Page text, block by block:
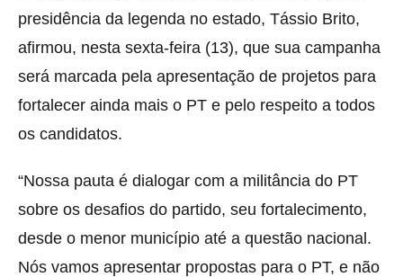
presidência da legenda no estado, Tássio Brito,
afirmou, nesta sexta-feira (13), que sua campanha
será marcada pela apresentação de projetos para
fortalecer ainda mais o PT e pelo respeito a todos
os candidatos.
“Nossa pauta é dialogar com a militância do PT
sobre os desafios do partido, seu fortalecimento,
desde o menor município até a questão nacional.
Nós vamos apresentar propostas para o PT, e não